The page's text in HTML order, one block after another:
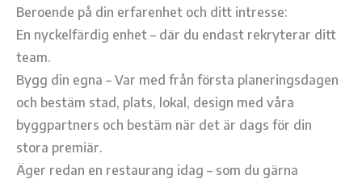
Beroende på din erfarenhet och ditt intresse:
En nyckelfärdig enhet – där du endast rekryterar ditt
team.
Bygg din egna – Var med från första planeringsdagen
och bestäm stad, plats, lokal, design med våra
byggpartners och bestäm när det är dags för din
stora premiär.
Äger redan en restaurang idag – som du gärna